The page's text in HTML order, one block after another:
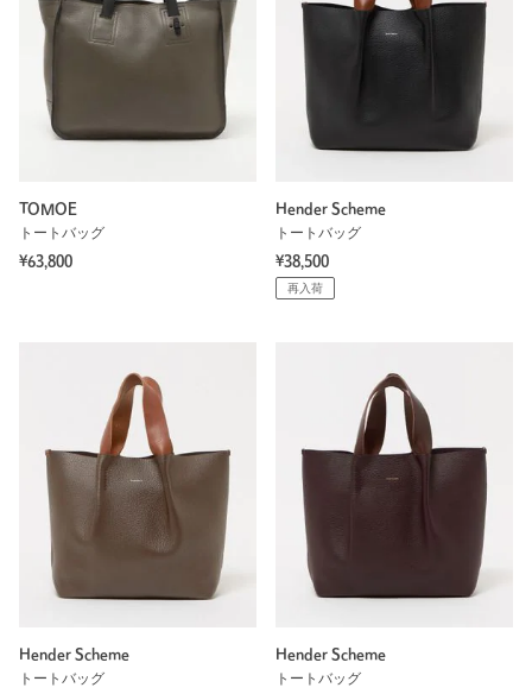
TOMOE
トートバッグ
¥63,800
Hender Scheme
トートバッグ
¥38,500
再入荷
Hender Scheme
トートバッグ
Hender Scheme
トートバッグ